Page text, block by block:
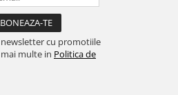
cu promotiile
multe in Politica de